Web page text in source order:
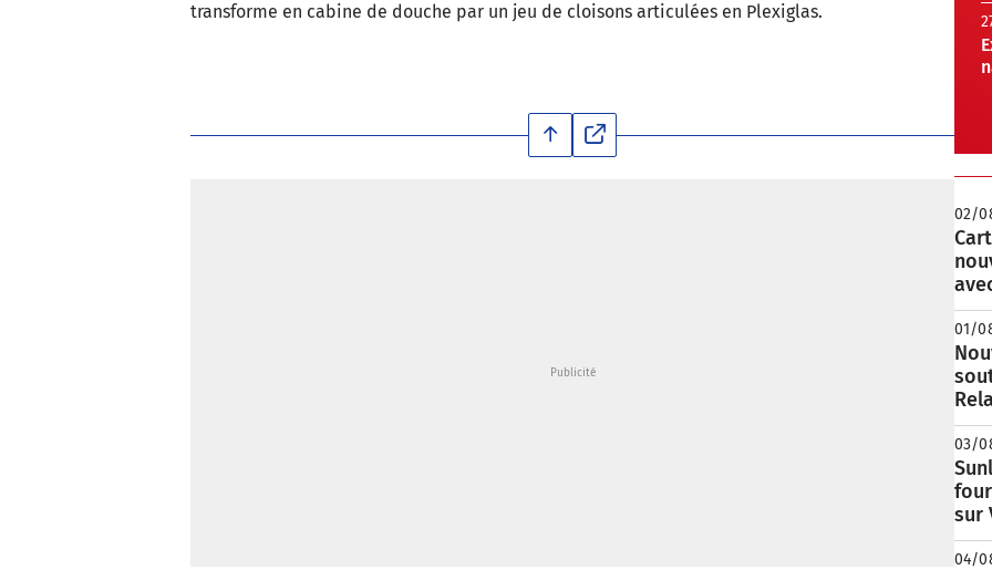
transforme en cabine de douche par un jeu de cloisons articulées en Plexiglas.
02/
01/
03/
sur
04/